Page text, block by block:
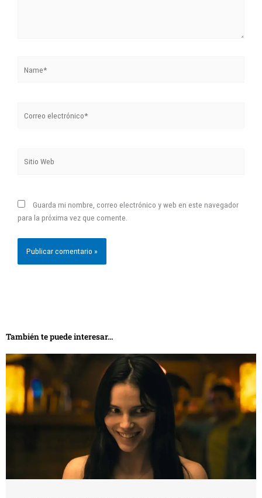
electrónico*
Web
Guarda mi nombre, correo electrónico y web en este navegador
para la próxima vez que comente.
También te puede interesar...